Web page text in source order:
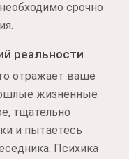
срочно
реальности
отражает ваше
жизненные
тщательно
и пытаетесь
Психика